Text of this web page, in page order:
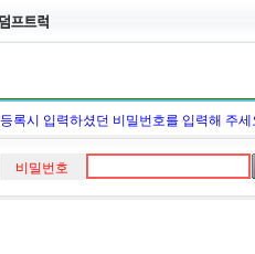
등록시 입력하셨던 비밀번호를 입력해 주세
비밀번호